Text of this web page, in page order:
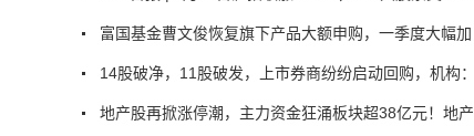
富国基金曹文俊恢复旗下产品大额申购，一季度大幅加
14股破净，11股破发，上市券商纷纷启动回购，机构：
地产股再掀涨停潮，主力资金狂涌板块超38亿元！地产